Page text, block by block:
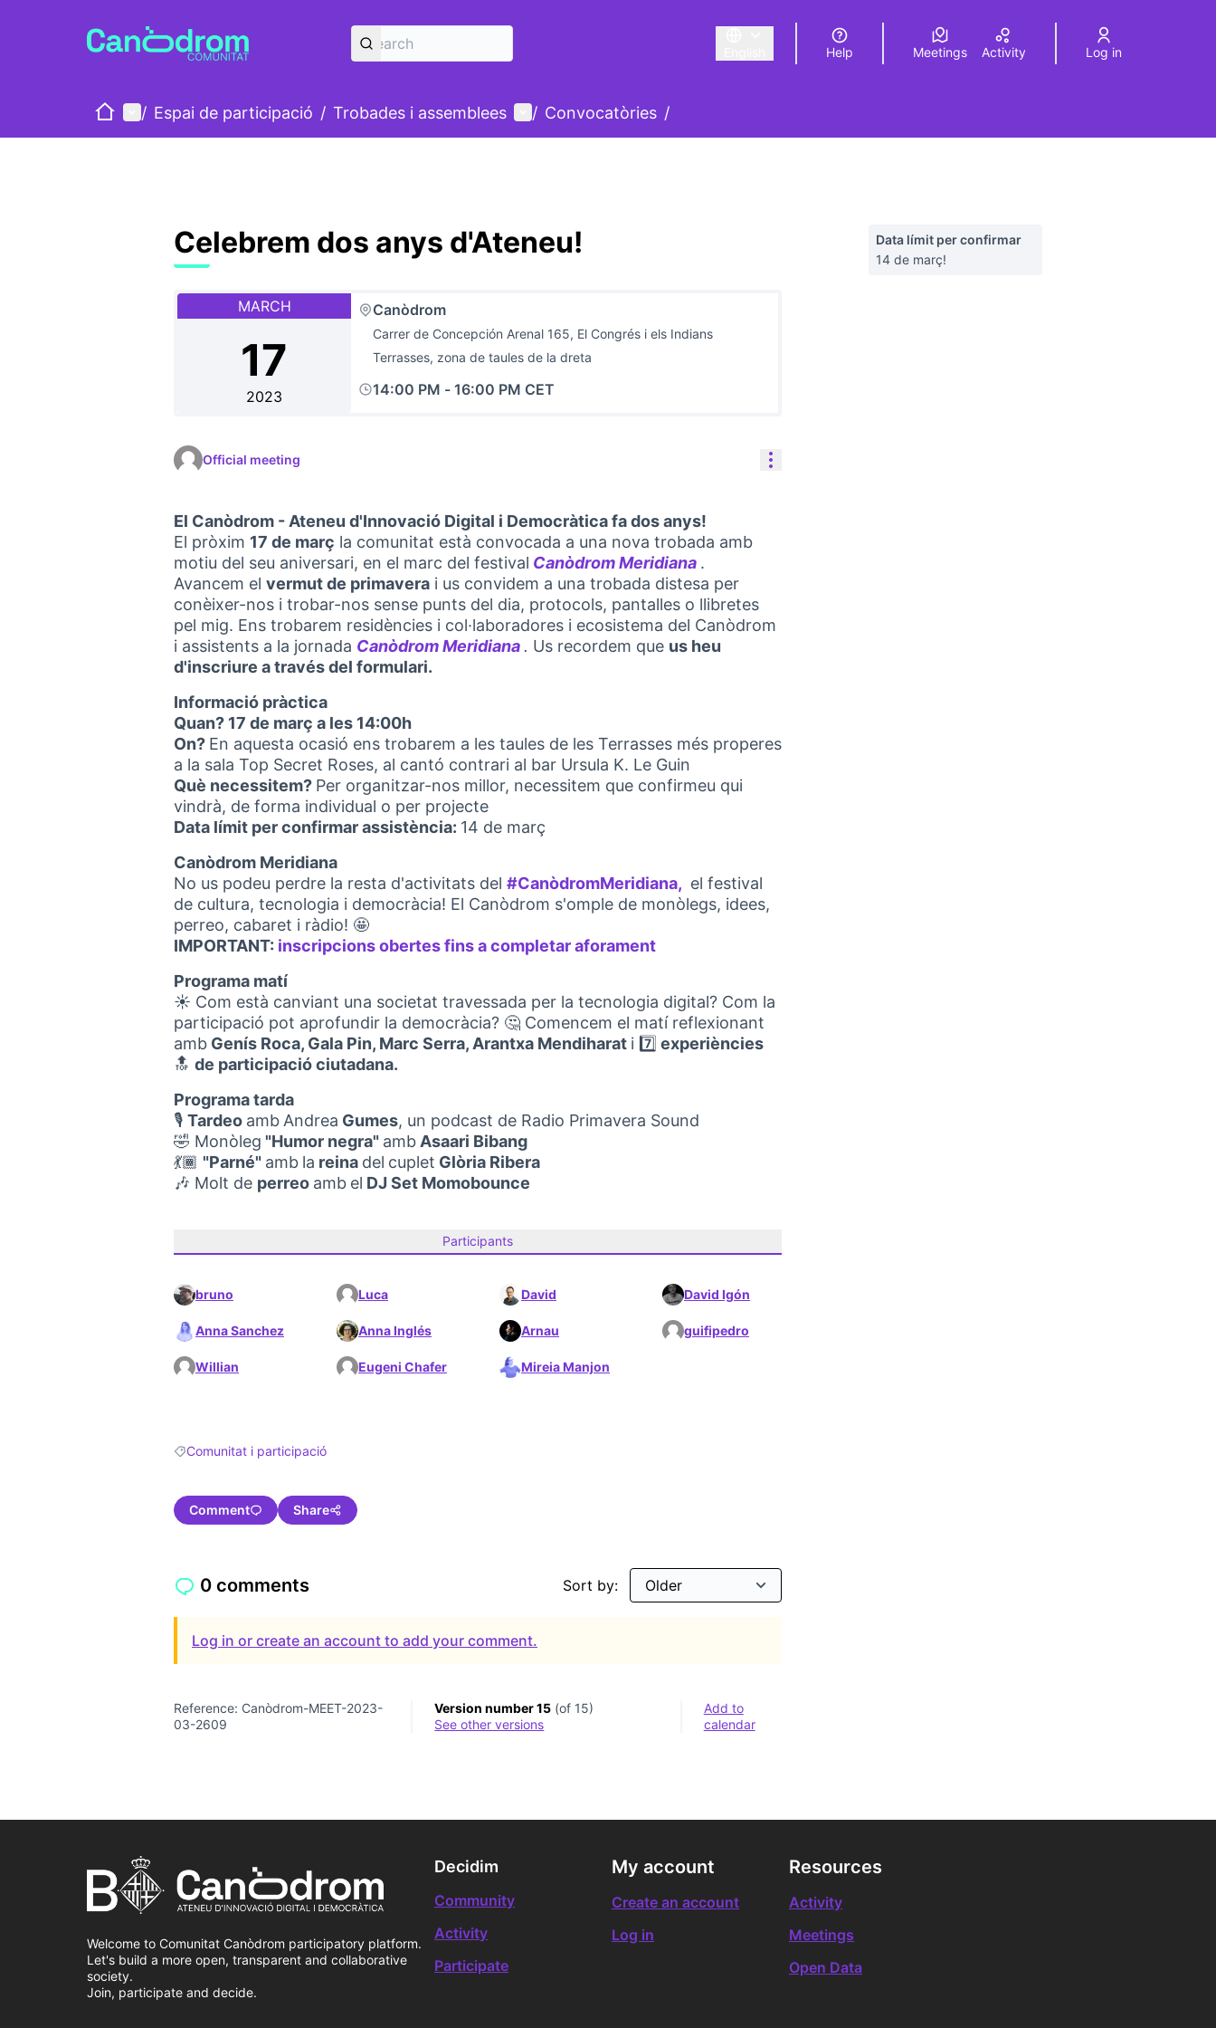
Triar la llengua Elegir el idiomaChoose language
Help Meetings Activity Log in
HomeMain menu
/ Espai de participació / Trobades i assemblees User menu
/ Convocatòries /
Celebrem dos anys d'Ateneu!
MARCH
17
2023
Canòdrom
Carrer de Concepción Arenal 165, El Congrés i els Indians
Terrasses, zona de taules de la dreta
14:00 PM - 16:00 PM CET
Official meeting Resource controls
El Canòdrom - Ateneu d'Innovació Digital i Democràtica fa dos anys!
El pròxim 17 de març la comunitat està convocada a una nova trobada amb
motiu del seu aniversari, en el marc del festival Canòdrom Meridiana
(Opens in new tab)
.
Avancem el vermut de primavera i us convidem a una trobada distesa per
conèixer-nos i trobar-nos sense punts del dia, protocols, pantalles o llibretes
pel mig. Ens trobarem residències i col·laboradores i ecosistema del Canòdrom
i assistents a la jornada Canòdrom Meridiana
(Opens in new tab)
. Us recordem que us heu
d'inscriure a través del formulari.
Informació pràctica
Quan? 17 de març a les 14:00h
On? En aquesta ocasió ens trobarem a les taules de les Terrasses més properes
a la sala Top Secret Roses, al cantó contrari al bar Ursula K. Le Guin
Què necessitem? Per organitzar-nos millor, necessitem que confirmeu qui
vindrà, de forma individual o per projecte
Data límit per confirmar assistència: 14 de març
Canòdrom Meridiana
No us podeu perdre la resta d'activitats del #CanòdromMeridiana,
(Opens in new tab)
el festival
de cultura, tecnologia i democràcia! El Canòdrom s'omple de monòlegs, idees,
perreo, cabaret i ràdio! 🤩
IMPORTANT: inscripcions obertes fins a completar aforament
Programa matí
☀️ Com està canviant una societat travessada per la tecnologia digital? Com la
participació pot aprofundir la democràcia? 🤔 Comencem el matí reflexionant
amb Genís Roca, Gala Pin, Marc Serra, Arantxa Mendiharat i 7️⃣ experiències
🔝 de participació ciutadana.
Programa tarda
🎙 Tardeo amb Andrea Gumes, un podcast de Radio Primavera Sound
🤣 Monòleg "Humor negra" amb Asaari Bibang
💃🏾 "Parné" amb la reina del cuplet Glòria Ribera
🎶 Molt de perreo amb el DJ Set Momobounce
Participants
bruno Luca David David Igón
Anna Sanchez Anna Inglés Arnau guifipedro
Willian Eugeni Chafer Mireia Manjon
Filter results for: Comunitat i participació
Comunitat i participació
Comment Share
Data límit per confirmar
14 de març!
0 comments Sort by:
Log in or create an account to add your comment.
Reference: Canòdrom-MEET-2023-
03-2609
Version number 15 (of 15)
see other versions
Add to
calendar
Welcome to Comunitat Canòdrom participatory platform.
Let's build a more open, transparent and collaborative
society.
Join, participate and decide.
Decidim
Community
Activity
Participate
My account
Create an account
Log in
Resources
Activity
Meetings
Open Data